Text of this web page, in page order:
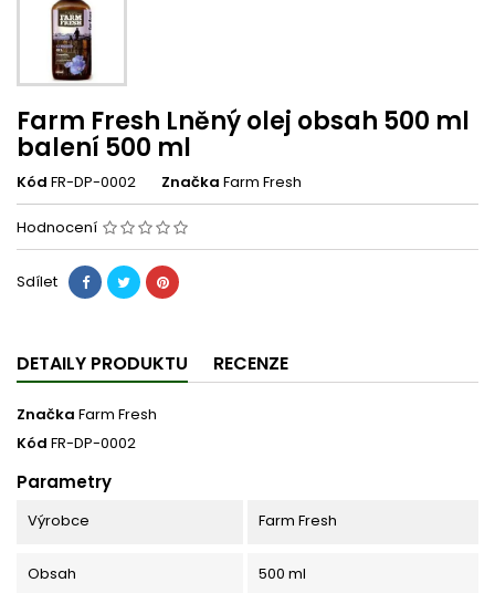
Farm Fresh Lněný olej obsah 500 ml
balení 500 ml
Kód FR-DP-0002 Značka Farm Fresh
Hodnocení
Sdílet
DETAILY PRODUKTU RECENZE
Značka Farm Fresh
Kód FR-DP-0002
Parametry
Výrobce Farm Fresh
Obsah 500 ml